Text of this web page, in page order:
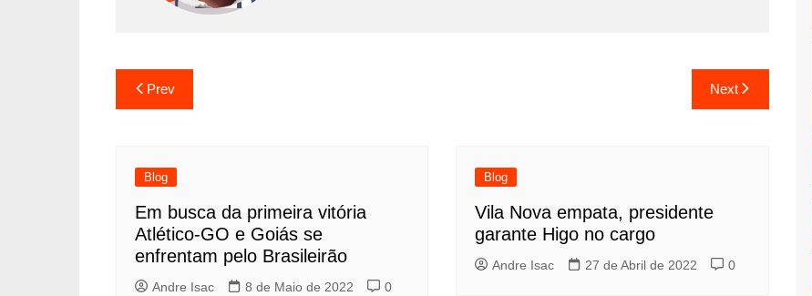
Prev Next
Blog
Em busca da primeira vitória
Atlético-GO e Goiás se
enfrentam pelo Brasileirão
Andre Isac 8 de Maio de 2022 0
Blog
Vila Nova empata, presidente
garante Higo no cargo
Andre Isac 27 de Abril de 2022 0